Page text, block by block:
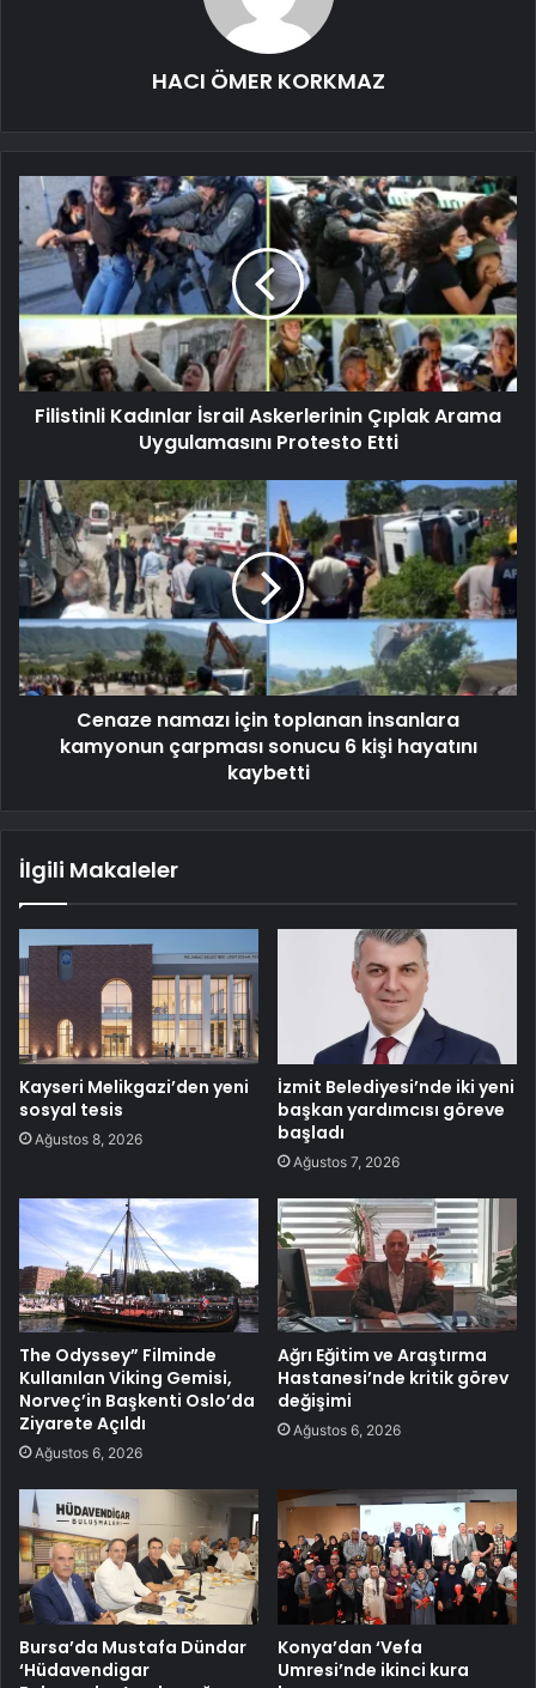
HACI ÖMER KORKMAZ
Filistinli Kadınlar İsrail Askerlerinin Çıplak Arama
Uygulamasını Protesto Etti
Cenaze namazı için toplanan insanlara
kamyonun çarpması sonucu 6 kişi hayatını
kaybetti
İlgili Makaleler
Kayseri Melikgazi’den yeni
sosyal tesis
Ağustos 8, 2026
İzmit Belediyesi’nde iki yeni
başkan yardımcısı göreve
başladı
Ağustos 7, 2026
The Odyssey” Filminde
Kullanılan Viking Gemisi,
Norveç’in Başkenti Oslo’da
Ziyarete Açıldı
Ağustos 6, 2026
Ağrı Eğitim ve Araştırma
Hastanesi’nde kritik görev
değişimi
Ağustos 6, 2026
Bursa’da Mustafa Dündar
‘Hüdavendigar
Konya’dan ‘Vefa
Umresi’nde ikinci kura